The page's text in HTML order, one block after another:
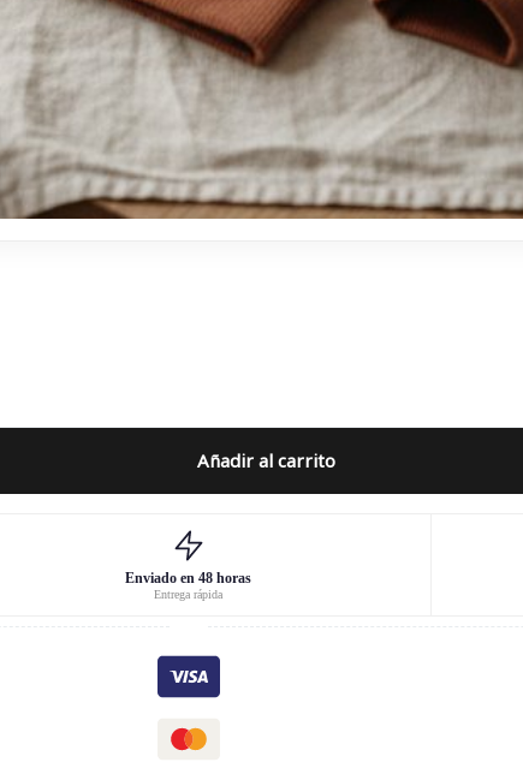
Añadir al carrito
Enviado en 48 horas
Entrega rápida